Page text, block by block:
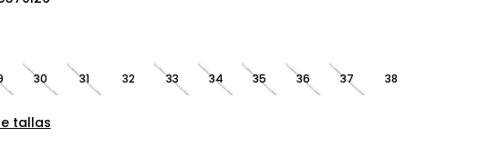
30 31 32 33 34 35 36 37 38
tallas